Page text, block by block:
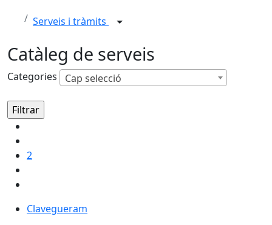
Serveis i tràmits
Catàleg de serveis
Categories Cap selecció
2
Clavegueram